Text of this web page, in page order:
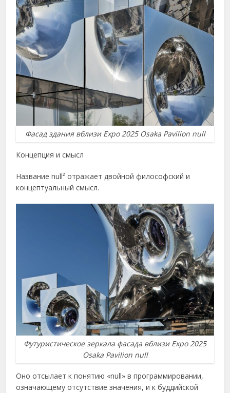
Фасад здания вблизи Expo 2025 Osaka Pavilion null
Концепция и смысл
Название null² отражает двойной философский и
концептуальный смысл.
Футуристическое зеркала фасада вблизи Expo 2025
Osaka Pavilion null
Оно отсылает к понятию «null» в программировании,
означающему отсутствие значения, и к буддийской